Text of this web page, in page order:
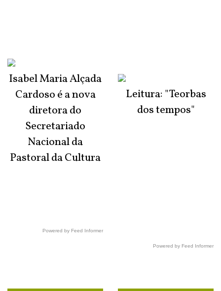
Isabel Maria Alçada
Cardoso é a nova
diretora do
Secretariado
Nacional da
Pastoral da Cultura
Powered by Feed Informer
Leitura: "Teorbas
dos tempos"
Powered by Feed Informer